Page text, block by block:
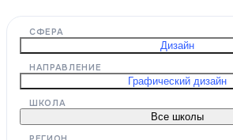
СФЕРА
Дизайн
НАПРАВЛЕНИЕ
Графический дизайн
ШКОЛА
Все школы